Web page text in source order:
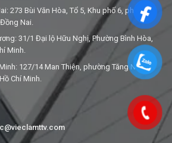
273 Bùi Văn Hòa, Tổ 5, Khu phố 6, phường
Nai.
31/1 Đại lộ Hữu Nghị, Phường Bình Hòa,
Minh.
127/14 Man Thiện, phường Tăng Nhơn
Chí Minh.